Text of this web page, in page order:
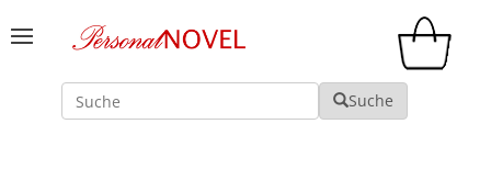
Suche Suche